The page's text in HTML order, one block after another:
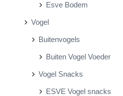
Esve Bodem
Vogel
Buitenvogels
Buiten Vogel Voeder
Vogel Snacks
ESVE Vogel snacks